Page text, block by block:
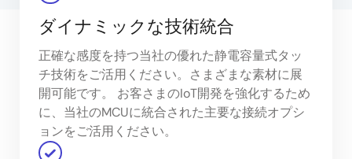
ダイナミックな技術統合
正確な感度を持つ当社の優れた静電容量式タッ
チ技術をご活用ください。さまざまな素材に展
開可能です。 お客さまのIoT開発を強化するため
に、当社のMCUに統合された主要な接続オプシ
ョンをご活用ください。